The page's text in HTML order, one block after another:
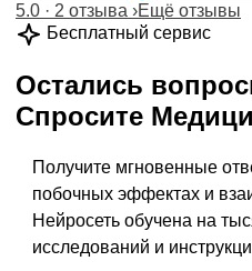
5.0 · 2 отзыва ›Ещё отзывы
Бесплатный сервис
Остались
Спросите
Получите мгновенные
побочных эффектах и
Нейросеть обучена на
исследований и